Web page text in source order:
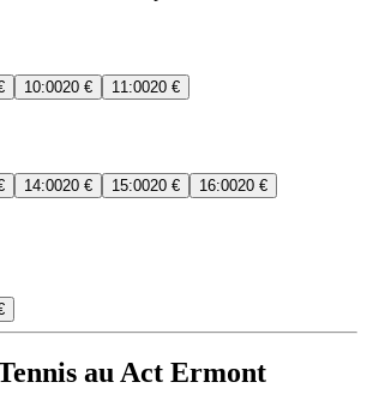
10:0020 € 11:0020 €
14:0020 € 15:0020 € 16:0020 €
au Act Ermont